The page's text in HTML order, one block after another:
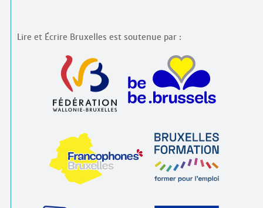
Lire et Écrire Bruxelles est soutenue par :